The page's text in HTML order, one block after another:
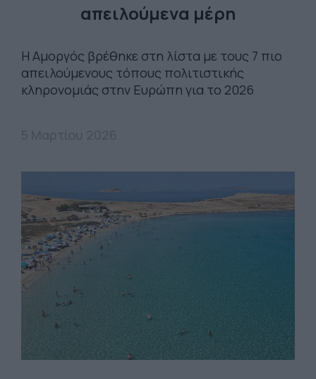
απειλούμενα μέρη
Η Αμοργός βρέθηκε στη λίστα με τους 7 πιο
απειλούμενους τόπους πολιτιστικής
κληρονομιάς στην Ευρώπη για το 2026